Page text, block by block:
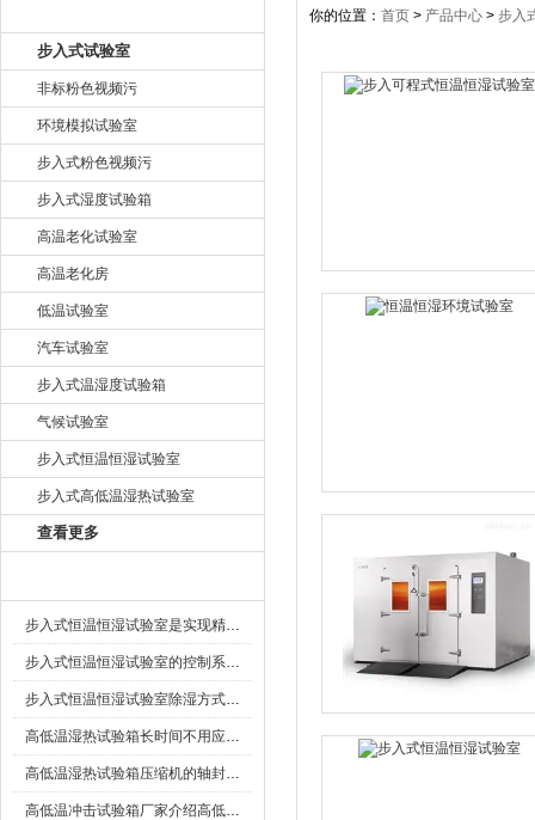
步入式试验室
非标粉色视频污
环境模拟试验室
步入式粉色视频污
步入式湿度试验箱
高温老化试验室
高温老化房
低温试验室
汽车试验室
步入式温湿度试验箱
气候试验室
步入式恒温恒湿试验室
步入式高低温湿热试验室
查看更多
步入式恒温恒湿试验室是实现精准环境模拟的关键设施
步入式恒温恒湿试验室的控制系统特点
步入式恒温恒湿试验室除湿方式有几种？
高低温湿热试验箱长时间不用应该怎么办
高低温湿热试验箱压缩机的轴封泄漏是何原因？
高低温冲击试验箱厂家介绍高低温冲击试验箱
你的位置： 首页 > 产品中心 > 步入